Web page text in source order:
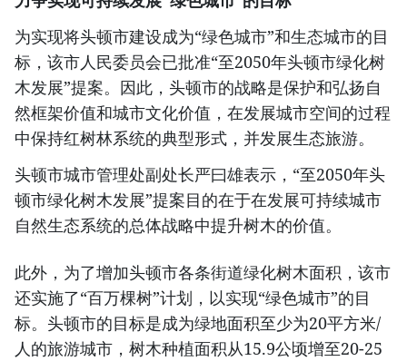
为实现将头顿市建设成为“绿色城市”和生态城市的目
标，该市人民委员会已批准“至2050年头顿市绿化树
木发展”提案。因此，头顿市的战略是保护和弘扬自
然框架价值和城市文化价值，在发展城市空间的过程
中保持红树林系统的典型形式，并发展生态旅游。
头顿市城市管理处副处长严曰雄表示，“至2050年头
顿市绿化树木发展”提案目的在于在发展可持续城市
自然生态系统的总体战略中提升树木的价值。
此外，为了增加头顿市各条街道绿化树木面积，该市
还实施了“百万棵树”计划，以实现“绿色城市”的目
标。头顿市的目标是成为绿地面积至少为20平方米/
人的旅游城市，树木种植面积从15.9公顷增至20-25